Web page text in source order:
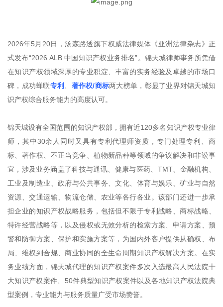
2026年5月20日，汤森路透旗下权威法律媒体《亚洲法律杂志》正
式发布“2026 ALB 中国知识产权业务排名”。锦天城律师事务所凭借
在知识产权领域深厚的专业积淀、丰富的实务经验及卓越的市场口
碑，成功蝉联专利 、 著作权/商标两大榜单，彰显了业界对锦天城知
识产权综合服务能力的高度认可。
锦天城设有全国范围的知识产权部，拥有近120多名知识产权专业律
师，其中30余人同时又具有专利代理师资质，专门处理专利、商
标、著作权、不正当竞争、植物新品种等领域的争议解决和非讼事
宜，涉及业务涵盖了科技与通讯、健康与医药、TMT、金融机构、
工业及制造业、政府与公共事务、文化、体育与娱乐、矿业与自然
资源、交通运输、物流仓储、农业等各行各业。该部门还进一步承
担企业的知识产权战略服务，包括但不限于专利战略、商标战略、
特许经营战略等，以及侵权或无效分析的检索方案、申请方案、预
警和防御方案、保护和实施方案等，为国内外客户提供从确权、布
局、维权到合规、商业协同的全生命周期知识产权解决方案。在实
务业绩方面，锦天城代理的知识产权案件多次入选最高人民法院十
大知识产权案件、50件典型知识产权案件以及各地知识产权法院典
型案例，专业能力与服务质量广受市场赞誉。